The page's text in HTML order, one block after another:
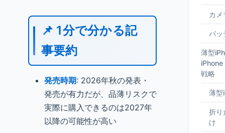
📌 1分で分かる記
事要約
発売時期: 2026年秋の発表・
発売が有力だが、品薄リスクで
実際に購入できるのは2027年
以降の可能性が高い
カメ
バッ
薄型
戦略
薄型
折り
け